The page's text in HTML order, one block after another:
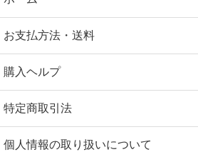
お支払方法・送料
購入ヘルプ
特定商取引法
個人情報の取り扱いについて